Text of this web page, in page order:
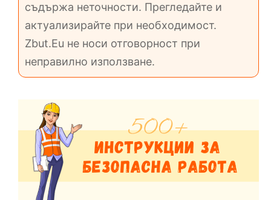
съдържа неточности. Прегледайте и
актуализирайте при необходимост.
Zbut.Eu не носи отговорност при
неправилно използване.